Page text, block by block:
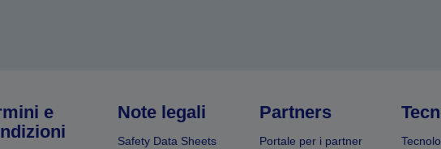
e
Note legali
Safety Data Sheets
Partners
Portale per i partner